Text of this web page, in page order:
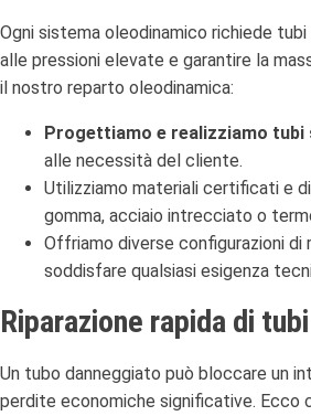
Ogni sistema oleodinamico richiede
alle pressioni elevate e garantire la
il nostro reparto oleodinamica:
Progettiamo e realizziamo tubi
alle necessità del cliente.
Utilizziamo materiali certificati e
gomma, acciaio intrecciato o
Offriamo diverse configurazioni di
soddisfare qualsiasi esigenza
Riparazione rapida di
Un tubo danneggiato può bloccare un
perdite economiche significative. Ecco